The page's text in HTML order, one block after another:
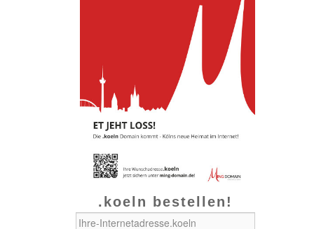
.koeln bestellen!